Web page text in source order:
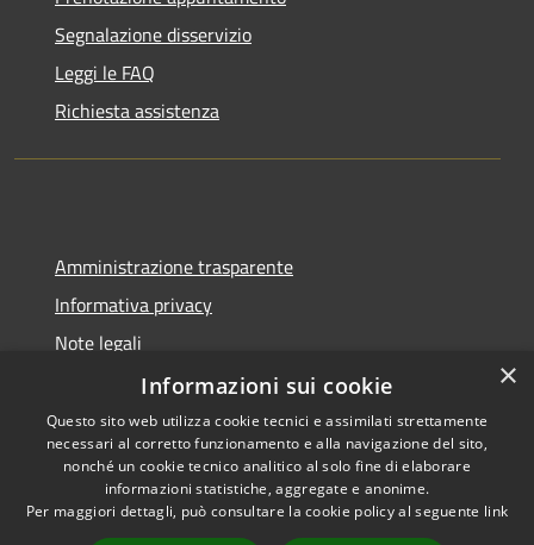
Segnalazione disservizio
Leggi le FAQ
Richiesta assistenza
Amministrazione trasparente
Informativa privacy
Note legali
Dichiarazione di accessibilità
RSS
Accessibilità
Copyright © 2026 • Comune di
×
Informazioni sui cookie
Questo sito web utilizza cookie tecnici e assimilati strettamente
necessari al corretto funzionamento e alla navigazione del sito,
nonché un cookie tecnico analitico al solo fine di elaborare
informazioni statistiche, aggregate e anonime.
Per maggiori dettagli, può consultare la cookie policy al seguente link